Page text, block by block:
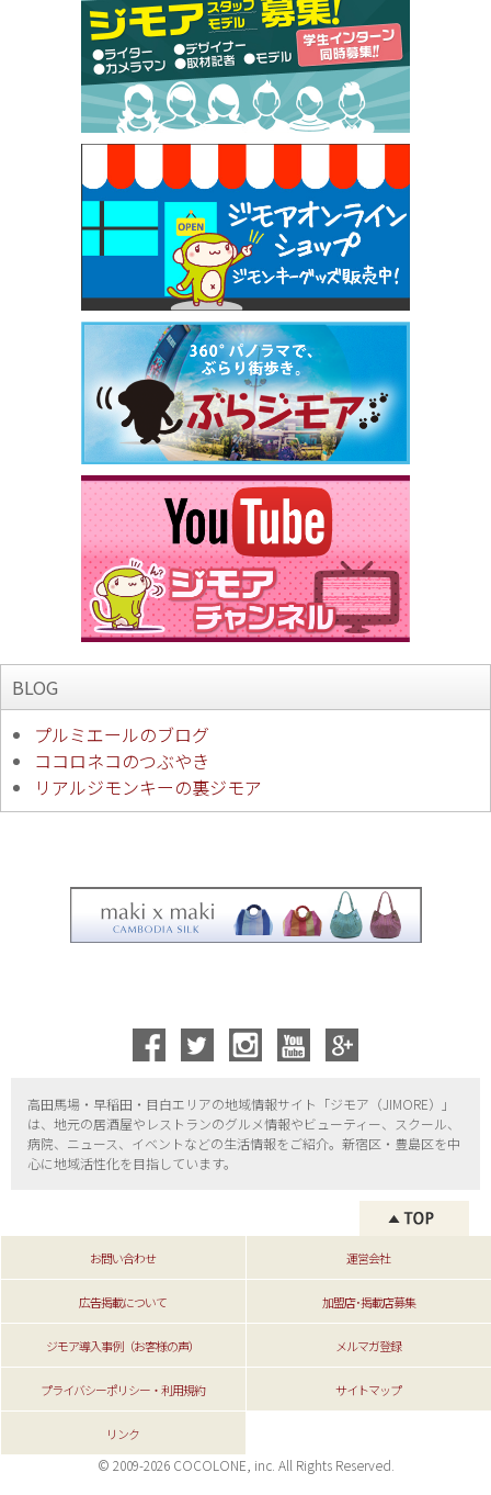
【ジモア限定特典①】まつ毛カール 3,850円→ 2,7
50円（Premiere（プルミエール））
[有効期限]2026年9月30日
焼き餃子 一皿サービス（餃子酒場たっちゃん 西
早稲田店）
[有効期限]2026年9月30日
BLOG
プルミエールのブログ
ココロネコのつぶやき
リアルジモンキーの裏ジモア
高田馬場・早稲田・目白エリアの地域情報サイト「ジモア（JIMORE）」
は、地元の居酒屋やレストランのグルメ情報やビューティー、
スクール、
病院、ニュース、イベントなどの生活情報をご紹介。新宿区・ 豊島区を中
心に地域活性化を目指しています。
お問い合わせ 運営会社
広告掲載について 加盟店･掲載店募集
ジモア導入事例（お客様の声） メルマガ登録
プライバシーポリシー・利用規約 サイトマップ
リンク
© 2009-2026 COCOLONE, inc. All Rights Reserved.